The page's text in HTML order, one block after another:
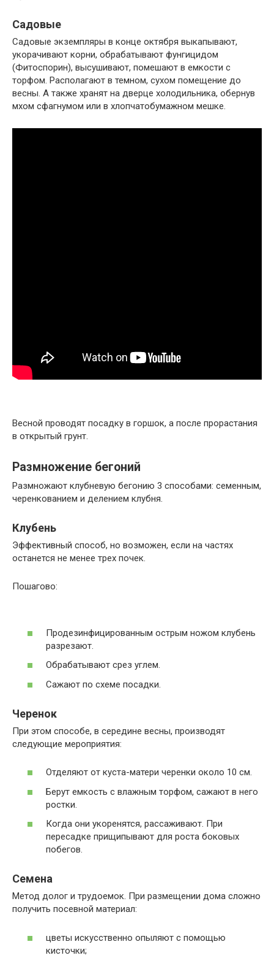
Садовые
Садовые экземпляры в конце октября выкапывают,
укорачивают корни, обрабатывают фунгицидом
(Фитоспорин), высушивают, помешают в емкости с
торфом. Располагают в темном, сухом помещение до
весны. А также хранят на дверце холодильника, обернув
мхом сфагнумом или в хлопчатобумажном мешке.
Весной проводят посадку в горшок, а после прорастания
в открытый грунт.
Размножение бегоний
Размножают клубневую бегонию 3 способами: семенным,
черенкованием и делением клубня.
Клубень
Эффективный способ, но возможен, если на частях
останется не менее трех почек.
Пошагово:
Продезинфицированным острым ножом клубень
разрезают.
Обрабатывают срез углем.
Сажают по схеме посадки.
Черенок
При этом способе, в середине весны, производят
следующие мероприятия:
Отделяют от куста-матери черенки около 10 см.
Берут емкость с влажным торфом, сажают в него
ростки.
Когда они укоренятся, рассаживают. При
пересадке прищипывают для роста боковых
побегов.
Семена
Метод долог и трудоемок. При размещении дома сложно
получить посевной материал:
цветы искусственно опыляют с помощью
кисточки;